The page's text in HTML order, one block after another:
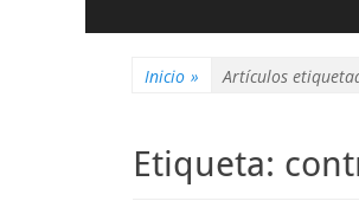
Inicio » Artículos
Etiqueta: